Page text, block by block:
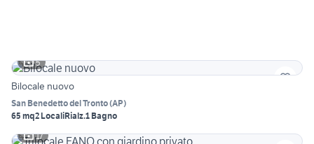
5
Bilocale nuovo
San Benedetto del Tronto(AP)
65 mq2 LocaliRialz.1 Bagno
17